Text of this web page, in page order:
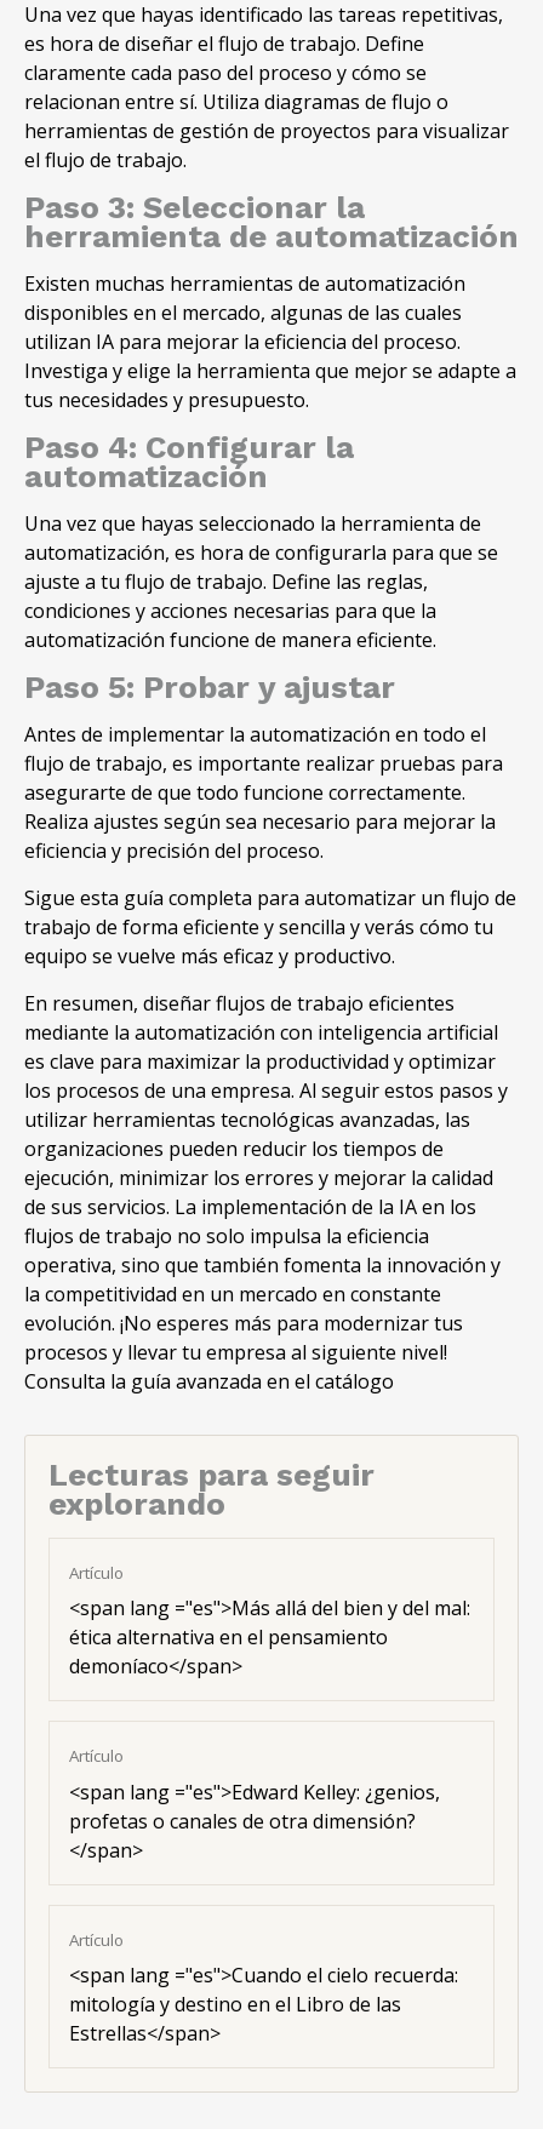
Una vez que hayas identificado las tareas repetitivas,
es hora de diseñar el flujo de trabajo. Define
claramente cada paso del proceso y cómo se
relacionan entre sí. Utiliza diagramas de flujo o
herramientas de gestión de proyectos para visualizar
el flujo de trabajo.
Paso 3: Seleccionar la
herramienta de automatización
Existen muchas herramientas de automatización
disponibles en el mercado, algunas de las cuales
utilizan IA para mejorar la eficiencia del proceso.
Investiga y elige la herramienta que mejor se adapte a
tus necesidades y presupuesto.
Paso 4: Configurar la
automatización
Una vez que hayas seleccionado la herramienta de
automatización, es hora de configurarla para que se
ajuste a tu flujo de trabajo. Define las reglas,
condiciones y acciones necesarias para que la
automatización funcione de manera eficiente.
Paso 5: Probar y ajustar
Antes de implementar la automatización en todo el
flujo de trabajo, es importante realizar pruebas para
asegurarte de que todo funcione correctamente.
Realiza ajustes según sea necesario para mejorar la
eficiencia y precisión del proceso.
Sigue esta guía completa para automatizar un flujo de
trabajo de forma eficiente y sencilla y verás cómo tu
equipo se vuelve más eficaz y productivo.
En resumen, diseñar flujos de trabajo eficientes
mediante la automatización con inteligencia artificial
es clave para maximizar la productividad y optimizar
los procesos de una empresa. Al seguir estos pasos y
utilizar herramientas tecnológicas avanzadas, las
organizaciones pueden reducir los tiempos de
ejecución, minimizar los errores y mejorar la calidad
de sus servicios. La implementación de la IA en los
flujos de trabajo no solo impulsa la eficiencia
operativa, sino que también fomenta la innovación y
la competitividad en un mercado en constante
evolución. ¡No esperes más para modernizar tus
procesos y llevar tu empresa al siguiente nivel!
Consulta la guía avanzada en el catálogo
Lecturas para seguir
explorando
Artículo
<span lang ="es">Más allá del bien y del mal:
ética alternativa en el pensamiento
demoníaco</span>
Artículo
<span lang ="es">Edward Kelley: ¿genios,
profetas o canales de otra dimensión?
</span>
Artículo
<span lang ="es">Cuando el cielo recuerda:
mitología y destino en el Libro de las
Estrellas</span>